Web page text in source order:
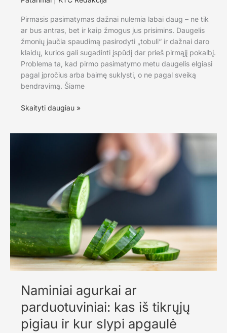
Pirmasis pasimatymas dažnai nulemia labai daug – ne tik
ar bus antras, bet ir kaip žmogus jus prisimins. Daugelis
žmonių jaučia spaudimą pasirodyti „tobuli“ ir dažnai daro
klaidų, kurios gali sugadinti įspūdį dar prieš pirmąjį pokalbį.
Problema ta, kad pirmo pasimatymo metu daugelis elgiasi
pagal įpročius arba baimę suklysti, o ne pagal sveiką
bendravimą. Šiame
Pirmas
Skaityti daugiau »
Naminiai agurkai ar
parduotuviniai: kas iš tikrųjų
pigiau ir kur slypi apgaulė